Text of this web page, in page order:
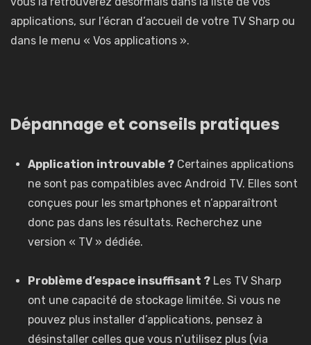
applications, sur l’écran d’accueil de votre TV Sharp ou
dans le menu « Vos applications ».
Dépannage et conseils pratiques
Application introuvable ? Certaines applications
ne sont pas compatibles avec Android TV. Elles sont
conçues pour les smartphones et n’apparaîtront
donc pas dans les résultats. Recherchez une
version « TV » dédiée.
Problème d’espace insuffisant ? Les TV Sharp
ont une capacité de stockage limitée. Si vous ne
pouvez plus installer d’applications, pensez à
désinstaller celles que vous n’utilisez plus (via